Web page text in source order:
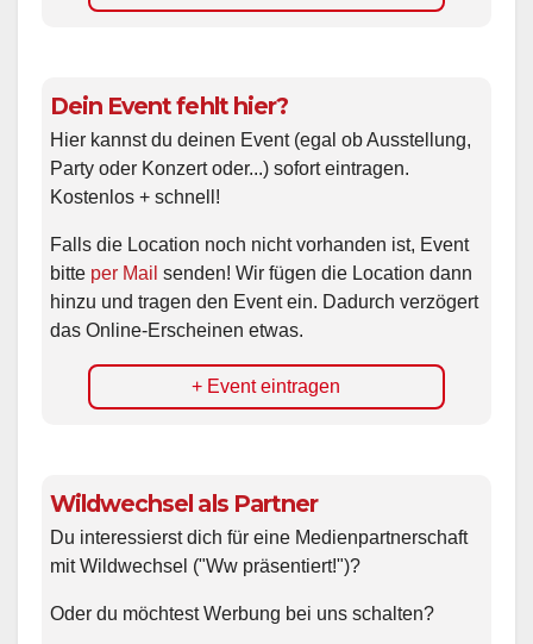
Dein Event fehlt hier?
Hier kannst du deinen Event (egal ob Ausstellung,
Party oder Konzert oder...) sofort eintragen.
Kostenlos + schnell!
Falls die Location noch nicht vorhanden ist, Event
bitte per Mail senden! Wir fügen die Location dann
hinzu und tragen den Event ein. Dadurch verzögert
das Online-Erscheinen etwas.
+ Event eintragen
Wildwechsel als Partner
Du interessierst dich für eine Medienpartnerschaft
mit Wildwechsel ("Ww präsentiert!")?
Oder du möchtest Werbung bei uns schalten?